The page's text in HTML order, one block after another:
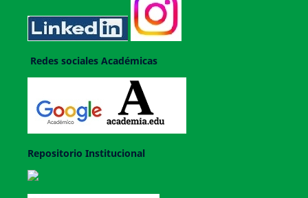
Redes sociales Académicas
Repositorio Institucional